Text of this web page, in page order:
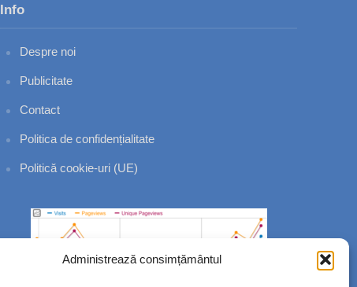
Administrează consimțământul
Info
Despre noi
Publicitate
Contact
Politica de confidențialitate
Politică cookie-uri (UE)